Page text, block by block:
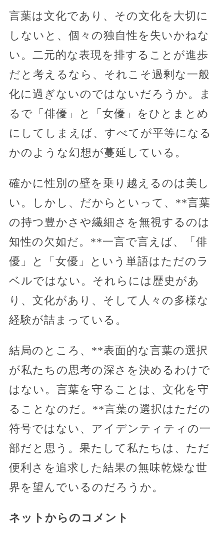
言葉は文化であり、その文化を大切に
しないと、個々の独自性を失いかねな
い。二元的な表現を排することが進歩
だと考えるなら、それこそ過剰な一般
化に過ぎないのではないだろうか。ま
るで「俳優」と「女優」をひとまとめ
にしてしまえば、すべてが平等になる
かのような幻想が蔓延している。
確かに性別の壁を乗り越えるのは美し
い。しかし、だからといって、**言葉
の持つ豊かさや繊細さを無視するのは
知性の欠如だ。**一言で言えば、「俳
優」と「女優」という単語はただのラ
ベルではない。それらには歴史があ
り、文化があり、そして人々の多様な
経験が詰まっている。
結局のところ、**表面的な言葉の選択
が私たちの思考の深さを決めるわけで
はない。言葉を守ることは、文化を守
ることなのだ。**言葉の選択はただの
符号ではない、アイデンティティの一
部だと思う。果たして私たちは、ただ
便利さを追求した結果の無味乾燥な世
界を望んでいるのだろうか。
ネットからのコメント